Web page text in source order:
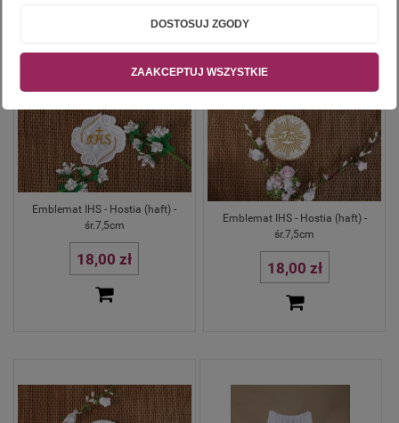
Emblemat IHS - Hostia (haft) -
śr.7,5cm
18,00 zł
Emblemat IHS - Hostia (haft) -
śr.7,5cm
18,00 zł
DOSTOSUJ ZGODY
ZAAKCEPTUJ WSZYSTKIE